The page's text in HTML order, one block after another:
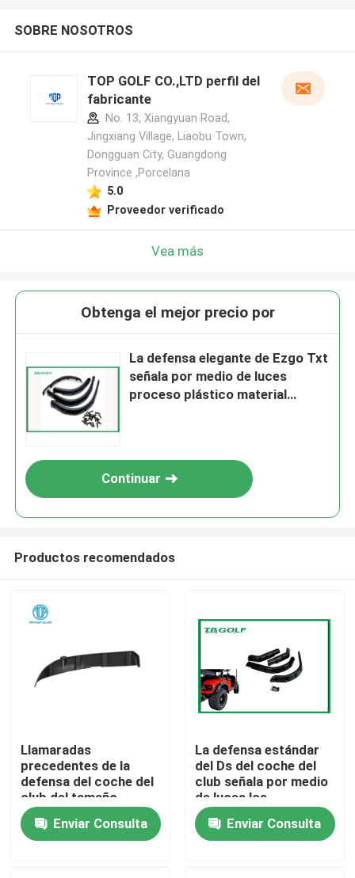
Hogar
Productos
SOBRE NOSOTROS
TOP GOLF CO.,LTD perfil del
fabricante
No. 13, Xiangyuan Road,
Jingxiang Village, Liaobu Town,
Dongguan City, Guangdong
Province ,Porcelana
5.0
Proveedor verificado
Vea más
Obtenga el mejor precio por
La defensa elegante de Ezgo Txt
señala por medio de luces
proceso plástico material
Continuar
Productos recomendados
Llamaradas
precedentes de la
defensa del coche del
club del tamaño
estándar del OEM
Enviar Consulta
La defensa estándar
del Ds del coche del
club señala por medio
de luces los
accesorios eléctricos
del carrito de golf
Enviar Consulta